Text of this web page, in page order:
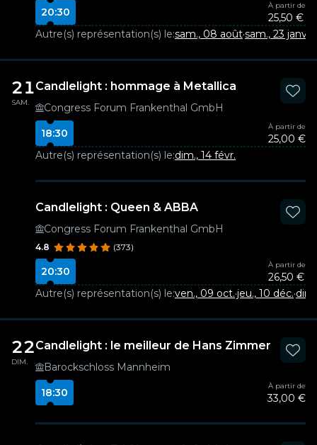
20:30
À partir de
25,50 €
Autre(s) représentation(s) le:sam., 08 août·sam., 23 janv.
21
SAM.
Candlelight : hommage à Metallica
Congress Forum Frankenthal GmbH
18:30
À partir de
25,00 €
Autre(s) représentation(s) le:dim., 14 févr.
Candlelight : Queen & ABBA
Congress Forum Frankenthal GmbH
4.8 (373)
20:30
À partir de
26,50 €
Autre(s) représentation(s) le:ven., 09 oct.·jeu., 10 déc.·
22
DIM.
Candlelight : le meilleur de Hans Zimmer
Barockschloss Mannheim
18:30
À partir de
33,00 €